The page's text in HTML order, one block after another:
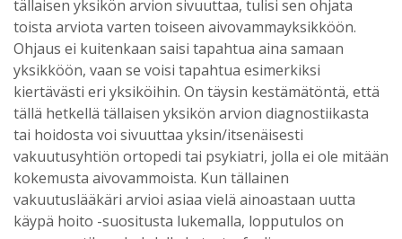
tällaisen yksikön arvion sivuuttaa, tulisi sen ohjata
toista arviota varten toiseen aivovammayksikköön.
Ohjaus ei kuitenkaan saisi tapahtua aina samaan
yksikköön, vaan se voisi tapahtua esimerkiksi
kiertävästi eri yksiköihin. On täysin kestämätöntä, että
tällä hetkellä tällaisen yksikön arvion diagnostiikasta
tai hoidosta voi sivuuttaa yksin/itsenäisesti
vakuutusyhtiön ortopedi tai psykiatri, jolla ei ole mitään
kokemusta aivovammoista. Kun tällainen
vakuutuslääkäri arvioi asiaa vielä ainoastaan uutta
käypä hoito -suositusta lukemalla, lopputulos on